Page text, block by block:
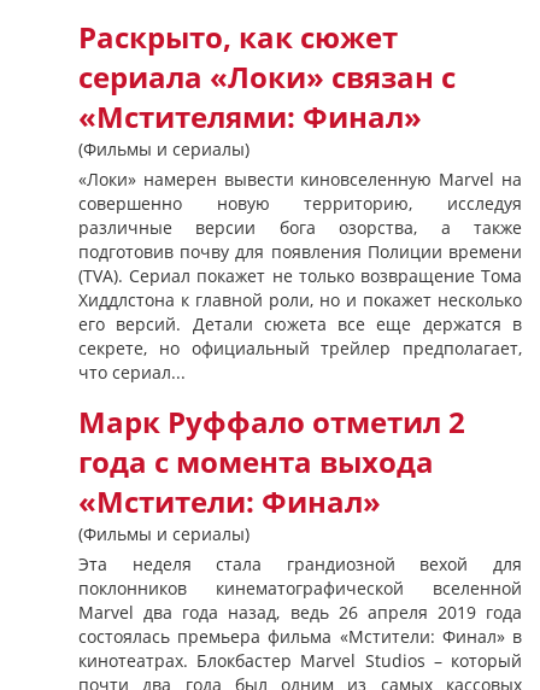
Раскрыто, как сюжет
сериала «Локи» связан с
«Мстителями: Финал»
(Фильмы и сериалы)
«Локи» намерен вывести киновселенную Marvel на
совершенно новую территорию, исследуя
различные версии бога озорства, а также
подготовив почву для появления Полиции времени
(TVA). Сериал покажет не только возвращение Тома
Хиддлстона к главной роли, но и покажет несколько
его версий. Детали сюжета все еще держатся в
секрете, но официальный трейлер предполагает,
что сериал...
Марк Руффало отметил 2
года с момента выхода
«Мстители: Финал»
(Фильмы и сериалы)
Эта неделя стала грандиозной вехой для
поклонников кинематографической вселенной
Marvel два года назад, ведь 26 апреля 2019 года
состоялась премьера фильма «Мстители: Финал» в
кинотеатрах. Блокбастер Marvel Studios – который
почти два года был одним из самых кассовых